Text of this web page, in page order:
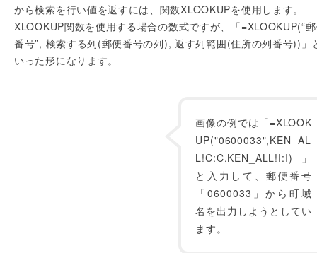
から検索を行い値を返すには、関数XLOOKUPを使用します。
XLOOKUP関数を使用する場合の数式ですが、「=XLOOKUP(“
番号”, 検索する列(郵便番号の列), 返す列範囲(住所の列番号))」
いった形になります。
画像の例では「=XLOOK
UP("0600033",KEN_AL
L!C:C,KEN_ALL!I:I)」
と入力して、郵便番号
「0600033」から町域
名を出力しようとしてい
ます。